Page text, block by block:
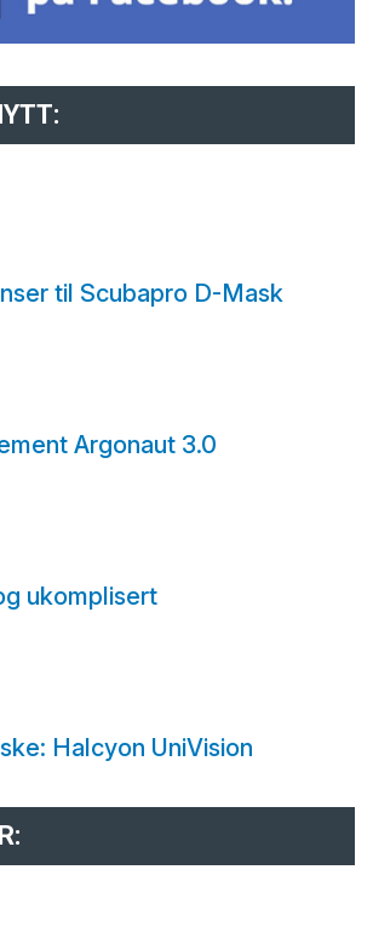
til Scubapro D-Mask
Argonaut 3.0
ukomplisert
Halcyon UniVision